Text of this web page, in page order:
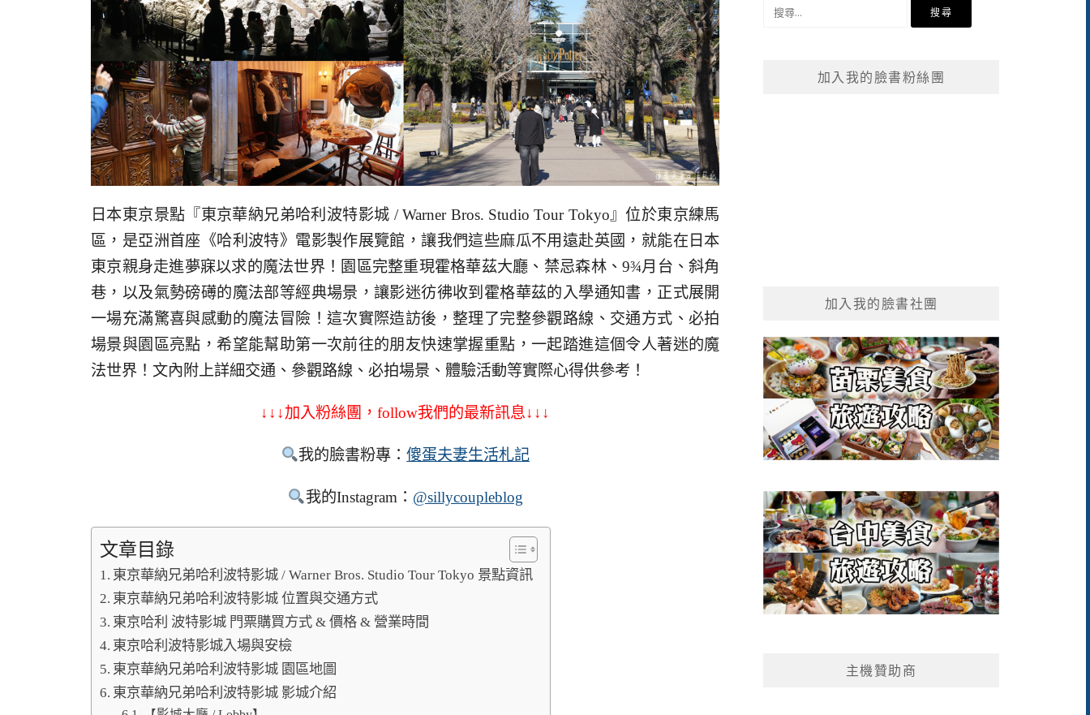
日本東京景點『東京華納兄弟哈利波特影城 / Warner Bros. Studio Tour Tokyo』位於東京練馬
區，是亞洲首座《哈利波特》電影製作展覽館，讓我們這些麻瓜不用遠赴英國，就能在日本
東京親身走進夢寐以求的魔法世界！園區完整重現霍格華茲大廳、禁忌森林、9¾月台、斜角
巷，以及氣勢磅礡的魔法部等經典場景，讓影迷彷彿收到霍格華茲的入學通知書，正式展開
一場充滿驚喜與感動的魔法冒險！這次實際造訪後，整理了完整參觀路線、交通方式、必拍
場景與園區亮點，希望能幫助第一次前往的朋友快速掌握重點，一起踏進這個令人著迷的魔
法世界！文內附上詳細交通、參觀路線、必拍場景、體驗活動等實際心得供參考！
↓↓↓加入粉絲團，follow我們的最新訊息↓↓↓
我的臉書粉專：傻蛋夫妻生活札記
我的Instagram： @sillycoupleblog
文章目錄
東京華納兄弟哈利波特影城 / Warner Bros. Studio Tour Tokyo 景點資訊
東京華納兄弟哈利波特影城 位置與交通方式
東京哈利 波特影城 門票購買方式 & 價格 & 營業時間
東京哈利波特影城入場與安檢
東京華納兄弟哈利波特影城 園區地圖
東京華納兄弟哈利波特影城 影城介紹
加入我的臉書粉絲團
加入我的臉書社團
主機贊助商